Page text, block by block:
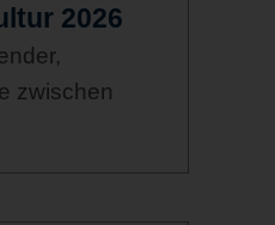
2026
zwischen